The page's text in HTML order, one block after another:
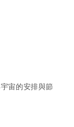
宙的安排與節